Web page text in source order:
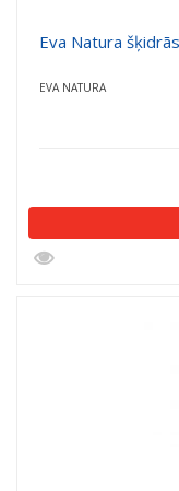
Eva Natura
EVA NATURA